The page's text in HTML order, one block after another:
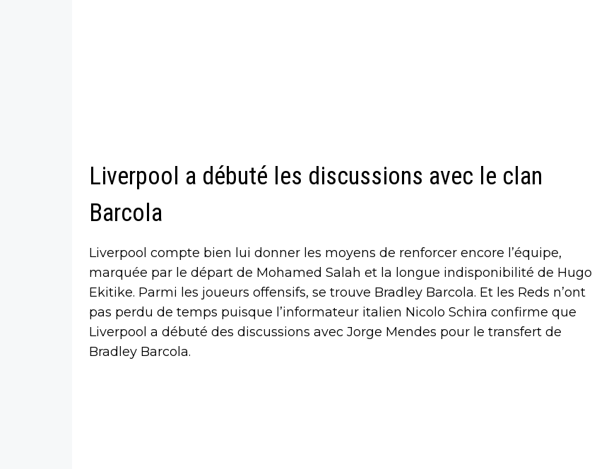
Liverpool a débuté les discussions avec le clan
Barcola
Liverpool compte bien lui donner les moyens de renforcer encore l’équipe,
marquée par le départ de Mohamed Salah et la longue indisponibilité de Hugo
Ekitike. Parmi les joueurs offensifs, se trouve Bradley Barcola. Et les Reds n’ont
pas perdu de temps puisque l’informateur italien Nicolo Schira confirme que
Liverpool a débuté des discussions avec Jorge Mendes pour le transfert de
Bradley Barcola.